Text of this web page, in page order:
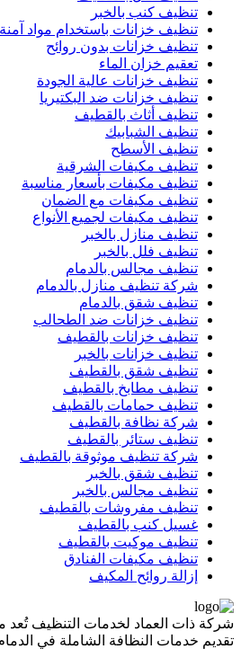
تنظيف كنب بالخبر
تنظيف خزانات باستخدام مواد آمنة
تنظيف خزانات بدون روائح
تعقيم خزان الماء
تنظيف خزانات عالية الجودة
تنظيف خزانات ضد البكتيريا
تنظيف أثاث بالقطيف
تنظيف الشبابيك
تنظيف الأسطح
تنظيف مكيفات الشرقية
تنظيف مكيفات بأسعار مناسبة
تنظيف مكيفات مع الضمان
تنظيف مكيفات لجميع الأنواع
تنظيف منازل بالخبر
تنظيف فلل بالخبر
تنظيف مجالس بالدمام
شركة تنظيف منازل بالدمام
تنظيف شقق بالدمام
تنظيف خزانات ضد الطحالب
تنظيف خزانات بالقطيف
تنظيف خزانات بالخبر
تنظيف شقق بالقطيف
تنظيف مطابخ بالقطيف
تنظيف حمامات بالقطيف
شركة نظافة بالقطيف
تنظيف ستائر بالقطيف
شركة تنظيف موثوقة بالقطيف
تنظيف شقق بالخبر
تنظيف مجالس بالخبر
تنظيف مفروشات بالقطيف
غسيل كنب بالقطيف
تنظيف موكيت بالقطيف
تنظيف مكيفات الفنادق
إزالة روائح المكيف
شركة ذات العماد لخدمات التنظيف تُعد
تقديم خدمات النظافة الشاملة في